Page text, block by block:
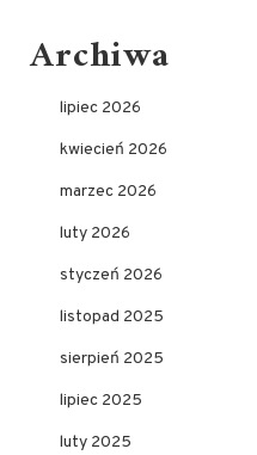
Archiwa
lipiec 2026
kwiecień 2026
marzec 2026
luty 2026
styczeń 2026
listopad 2025
sierpień 2025
lipiec 2025
luty 2025